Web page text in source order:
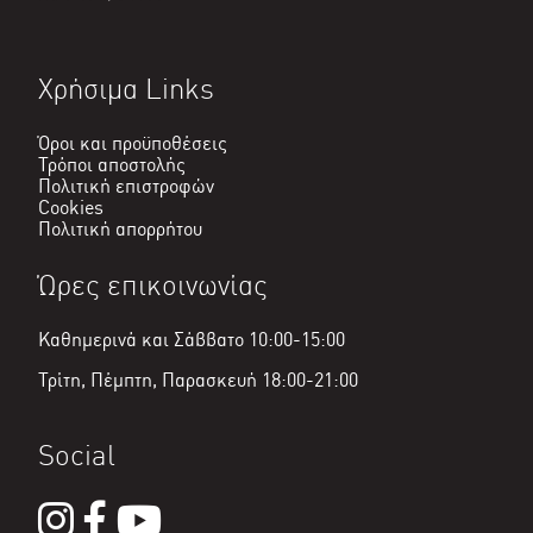
Χρήσιμα Links
Όροι και προϋποθέσεις
Τρόποι αποστολής
Πολιτική επιστροφών
Cookies
Πολιτική απορρήτου
Ώρες επικοινωνίας
Καθημερινά και Σάββατο 10:00-15:00
Τρίτη, Πέμπτη, Παρασκευή 18:00-21:00
Social